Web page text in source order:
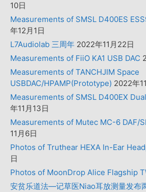
10日
Measurements of SMSL D400ES
年12月1日
L7Audiolab 三周年 2022年11月22日
Measurements of FiiO KA1 USB DAC
Measurements of TANCHJIM Space
USBDAC/HPAMP(Prototype) 2022年
Measurements of SMSL D400EX
年11月13日
Measurements of Mutec MC-6 DAF/
11月6日
Photos of Truthear HEXA In-Ear
日
Photos of MoonDrop Alice Flagship
安贫乐道法—记草医Niao耳放测量发布